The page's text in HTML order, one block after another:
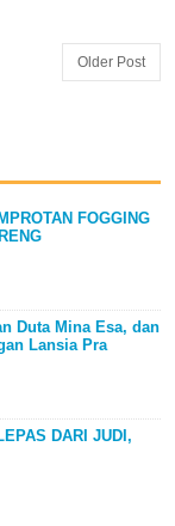
Older Post
FOGGING
Duta Mina Esa, dan
Lansia Pra
DARI JUDI,